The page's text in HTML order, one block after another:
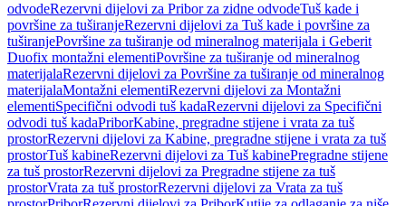
odvodeRezervni dijelovi za Pribor za zidne odvodeTuš kade i
površine za tuširanjeRezervni dijelovi za Tuš kade i površine za
tuširanjePovršine za tuširanje od mineralnog materijala i Geberit
Duofix montažni elementiPovršine za tuširanje od mineralnog
materijalaRezervni dijelovi za Površine za tuširanje od mineralnog
materijalaMontažni elementiRezervni dijelovi za Montažni
elementiSpecifični odvodi tuš kadaRezervni dijelovi za Specifični
odvodi tuš kadaPriborKabine, pregradne stijene i vrata za tuš
prostorRezervni dijelovi za Kabine, pregradne stijene i vrata za tuš
prostorTuš kabineRezervni dijelovi za Tuš kabinePregradne stijene
za tuš prostorRezervni dijelovi za Pregradne stijene za tuš
prostorVrata za tuš prostorRezervni dijelovi za Vrata za tuš